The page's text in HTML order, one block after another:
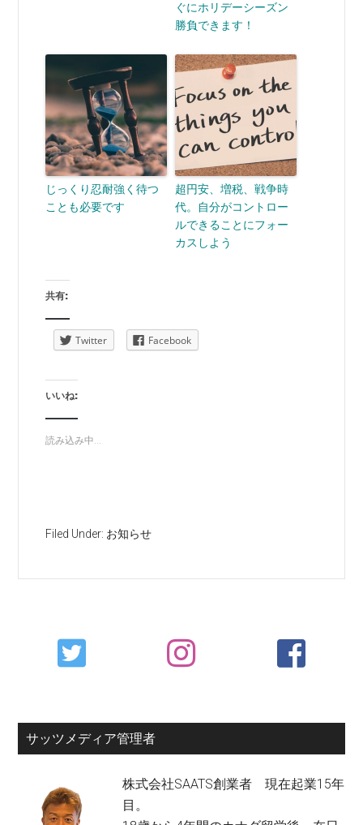
ぐにホリデーシーズン
勝負できます！
じっくり忍耐強く待つ
ことも必要です
超円安、増税、戦争時
代。自分がコントロー
ルできることにフォー
カスしよう
共有:
Twitter Facebook
いいね:
読み込み中...
Filed Under: お知らせ
Primary
Sidebar
サッツメディア管理者
株式会社SAATS創業者 現在起業15年
目。